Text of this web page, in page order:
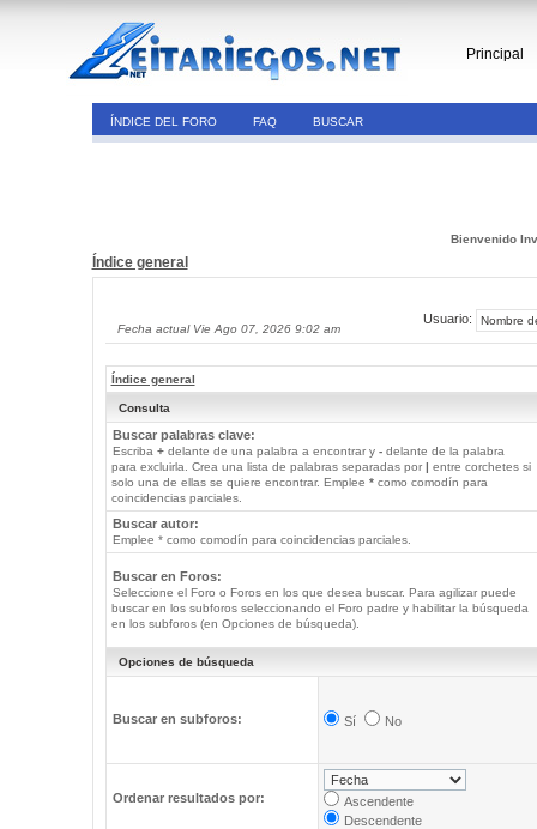
Principal
ÍNDICE DEL FORO FAQ BUSCAR
Bienvenido
Índice general
Fecha actual Vie Ago 07, 2026 9:02 am
Usuario:
Índice general
Consulta
Buscar palabras clave:
Escriba +delante de una palabra a encontrar y -delante de la palabra
para excluirla. Crea una lista de palabras separadas por | entre corchetes si
solo una de ellas se quiere encontrar. Emplee *como comodín para
coincidencias parciales.
Buscar autor:
Emplee * como comodín para coincidencias parciales.
Buscar en Foros:
Seleccione el Foro o Foros en los que desea buscar. Para agilizar puede
buscar en los subforos seleccionando el Foro padre y habilitar la búsqueda
en los subforos (en Opciones de búsqueda).
Opciones de búsqueda
Buscar en subforos: Sí No
Ordenar resultados por:
Ascendente
Descendente